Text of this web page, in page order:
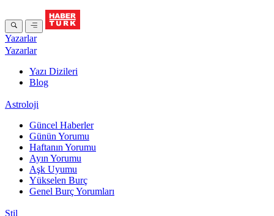
Yazarlar
Yazarlar
Yazı Dizileri
Blog
Astroloji
Güncel Haberler
Günün Yorumu
Haftanın Yorumu
Ayın Yorumu
Aşk Uyumu
Yükselen Burç
Genel Burç Yorumları
Stil